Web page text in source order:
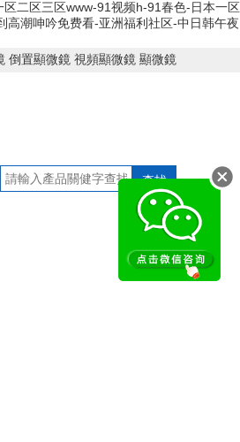
二区三区www-91视频h-91春色-日本一区
潮呻吟免费看-亚洲福利社区-中日韩午夜
倒置顯微鏡 視頻顯微鏡 顯微鏡